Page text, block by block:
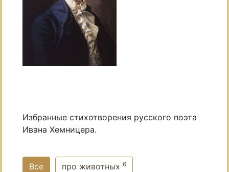
Избранные стихотворения русского поэта
Ивана Хемницера.
Все про животных 6